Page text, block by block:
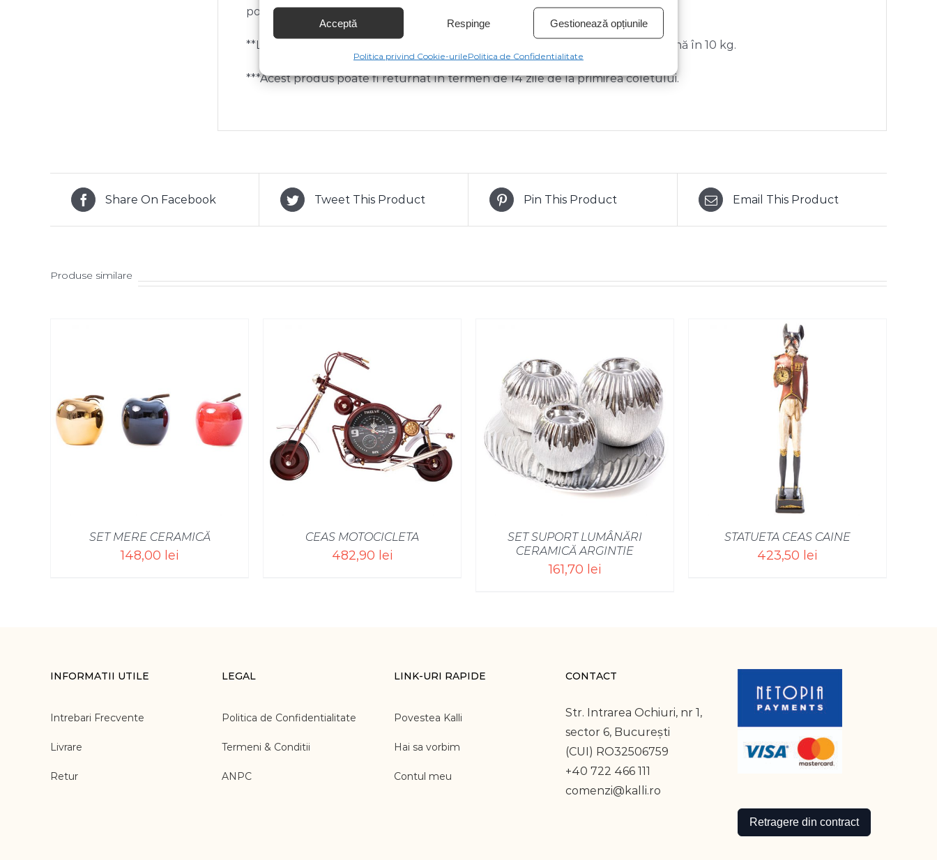
Acceptă Respinge Gestionează opțiunile
Politica privind Cookie-urilePolitica de Confidentialitate
pot suferi modificări de la producătorul produsului.
**Livrarea este gratuită pentru comenzi de peste 300 lei și cu greutate de până în 10 kg.
***Acest produs poate fi returnat în termen de 14 zile de la primirea coletului.
Share On Facebook Tweet This Product Pin This Product Email This Product
Produse similare
SET MERE CERAMICĂ
148,00 lei
CEAS MOTOCICLETA
482,90 lei
SET SUPORT LUMÂNĂRI
CERAMICĂ ARGINTIE
161,70 lei
STATUETA CEAS CAINE
423,50 lei
INFORMATII UTILE
Intrebari Frecvente
Livrare
Retur
LEGAL
Politica de Confidentialitate
Termeni & Conditii
ANPC
LINK-URI RAPIDE
Povestea Kalli
Hai sa vorbim
Contul meu
CONTACT
Str. Intrarea Ochiuri, nr 1,
sector 6, București
(CUI) RO32506759
+40 722 466 111
comenzi@kalli.ro
Retragere din contract